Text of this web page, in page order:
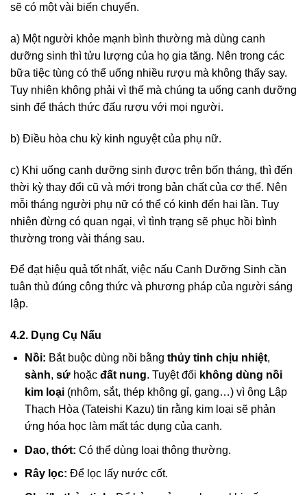
sẽ có một vài biến chuyển.
a) Một người khỏe mạnh bình thường mà dùng canh
dưỡng sinh thì tửu lượng của họ gia tăng. Nên trong các
bữa tiệc tùng có thể uống nhiều rượu mà không thấy say.
Tuy nhiên không phải vì thế mà chúng ta uống canh dưỡng
sinh để thách thức đấu rượu với mọi người.
b) Ðiều hòa chu kỳ kinh nguyệt của phụ nữ.
c) Khi uống canh dưỡng sinh được trên bốn tháng, thì đến
thời kỳ thay đổi cũ và mới trong bản chất của cơ thể. Nên
mỗi tháng người phụ nữ có thể có kinh đến hai lần. Tuy
nhiên đừng có quan ngại, vì tình trạng sẽ phục hồi bình
thường trong vài tháng sau.
Để đạt hiệu quả tốt nhất, việc nấu Canh Dưỡng Sinh cần
tuân thủ đúng công thức và phương pháp của người sáng
lập.
4.2. Dụng Cụ Nấu
Nồi: Bắt buộc dùng nồi bằng thủy tinh chịu nhiệt,
sành, sứhoặc đất nung. Tuyệt đối không dùng nồi
kim loại(nhôm, sắt, thép không gỉ, gang…) vì ông Lập
Thạch Hòa (Tateishi Kazu) tin rằng kim loại sẽ phản
ứng hóa học làm mất tác dụng của canh.
Dao, thớt: Có thể dùng loại thông thường.
Rây lọc: Để lọc lấy nước cốt.